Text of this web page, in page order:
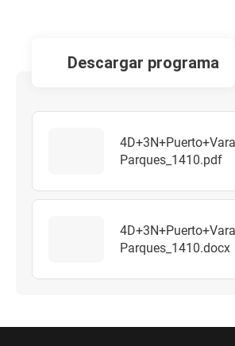
descargar programa
Parques_1410.pdf
Parques_1410.docx